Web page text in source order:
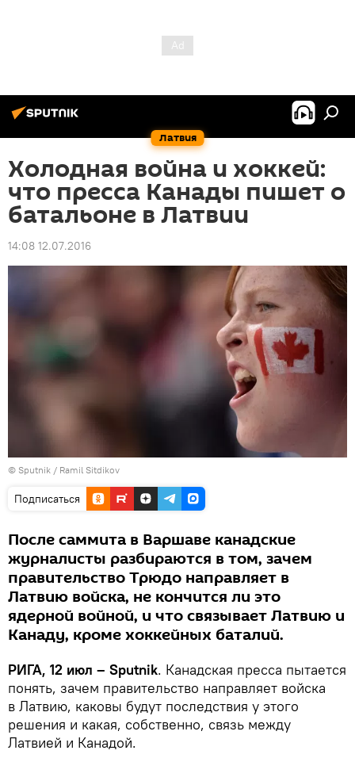
Латвия
Холодная война и хоккей:
что пресса Канады пишет о
батальоне в Латвии
14:08 12.07.2016
© Sputnik / Ramil Sitdikov
Подписаться
После саммита в Варшаве канадские
журналисты разбираются в том, зачем
правительство Трюдо направляет в
Латвию войска, не кончится ли это
ядерной войной, и что связывает Латвию и
Канаду, кроме хоккейных баталий.
РИГА, 12 июл – Sputnik. Канадская пресса пытается
понять, зачем правительство направляет войска
в Латвию, каковы будут последствия у этого
решения и какая, собственно, связь между
Латвией и Канадой.